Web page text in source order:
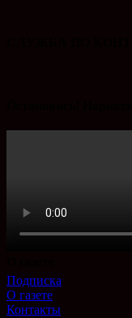
Подписка
О газете
Контакты